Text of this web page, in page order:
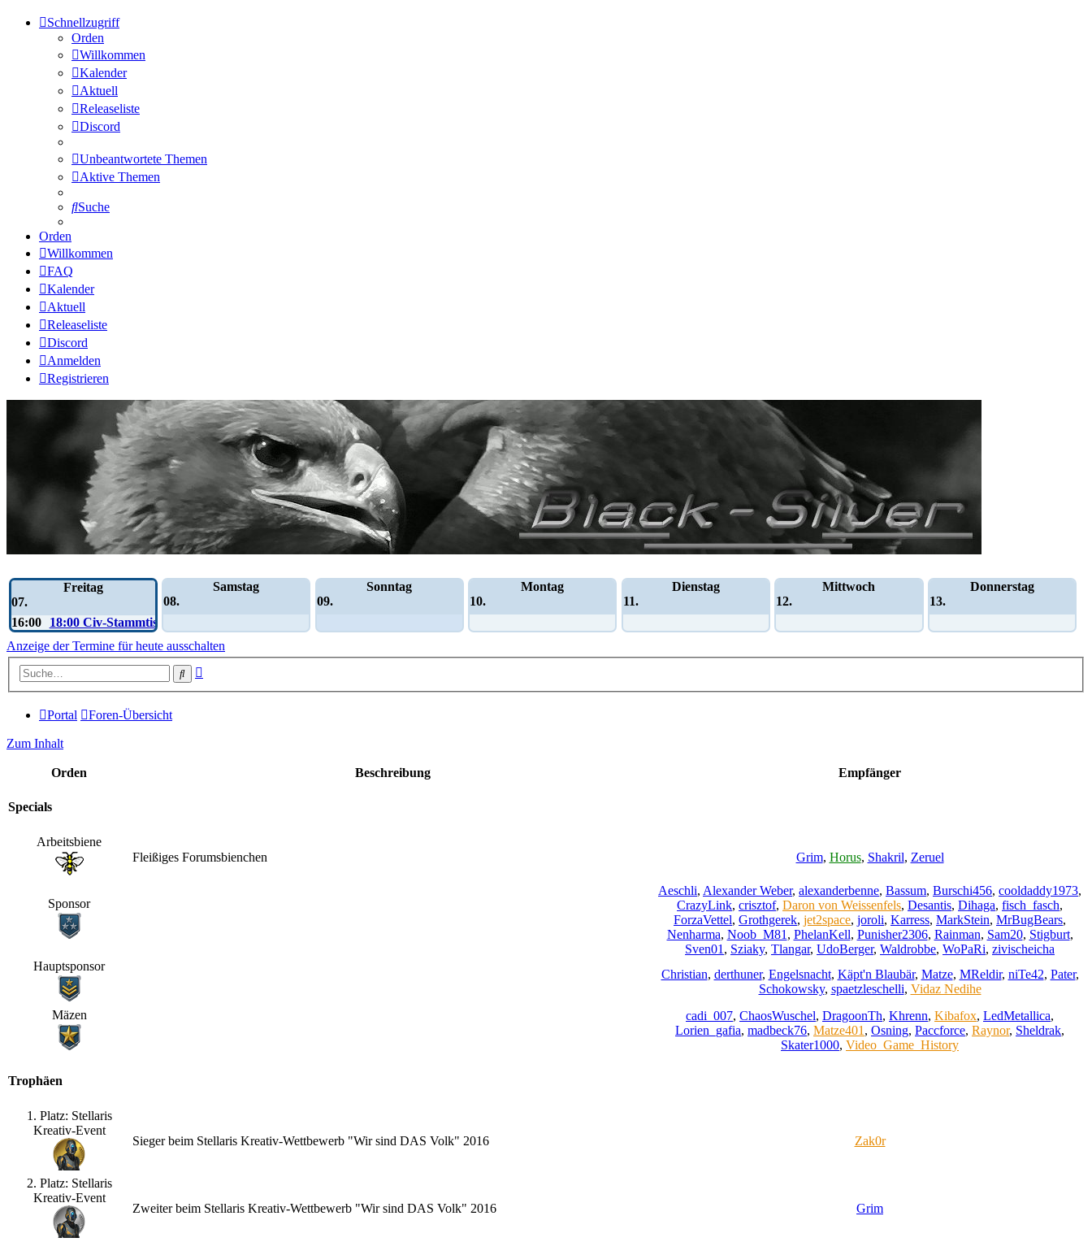
Schnellzugriff
Orden
Willkommen
Kalender
Aktuell
Releaseliste
Discord
Unbeantwortete Themen
Aktive Themen
Suche
Orden
Willkommen
FAQ
Kalender
Aktuell
Releaseliste
Discord
Anmelden
Registrieren
Freitag
07.
16:00
18:00 Civ-Stammtisch
Samstag
08.
Sonntag
09.
Montag
10.
Dienstag
11.
Mittwoch
12.
Donnerstag
13.
Anzeige der Termine für heute ausschalten
Suche
Portal Foren-Übersicht
Zum Inhalt
Orden Beschreibung Empfänger
Specials
Arbeitsbiene
Fleißiges Forumsbienchen
Grim, Horus, Shakril, Zeruel
Sponsor
Aeschli, Alexander Weber, alexanderbenne, Bassum, Burschi456, cooldaddy1973,
CrazyLink, crisztof, Daron von Weissenfels, Desantis, Dihaga, fisch_fasch,
ForzaVettel, Grothgerek, jet2space, joroli, Karress, MarkStein, MrBugBears,
Nenharma, Noob_M81 , PhelanKell, Punisher2306, Rainman, Sam20, Stigburt,
Sven01 , Sziaky, Tlangar, UdoBerger, Waldrobbe, WoPaRi, zivischeicha
Hauptsponsor
Christian, derthuner, Engelsnacht, Käpt'n Blaubär, Matze, MReldir, niTe42, Pater,
Schokowsky, spaetzleschelli, Vidaz Nedihe
Mäzen
cadi_007, ChaosWuschel, DragoonTh, Khrenn, Kibafox, LedMetallica,
Lorien_gafia, madbeck76, Matze401 , Osning, Paccforce, Raynor, Sheldrak,
Skater1000, Video_Game_History
Trophäen
1. Platz: Stellaris
Kreativ-Event
Sieger beim Stellaris Kreativ-Wettbewerb "Wir sind DAS Volk" 2016 Zak0r
2. Platz: Stellaris
Kreativ-Event
Zweiter beim Stellaris Kreativ-Wettbewerb "Wir sind DAS Volk" 2016 Grim